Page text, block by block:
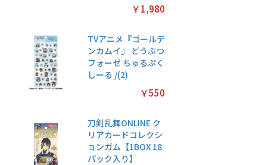
￥1,980
TVアニメ『ゴールデ
ンカムイ』 どうぶつ
フォーゼ ちゅるぷく
しーる /(2)
￥550
刀剣乱舞ONLINE ク
リアカードコレクシ
ョンガム【1BOX 18
パック入り】